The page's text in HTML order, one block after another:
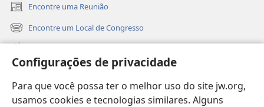
Configurações de privacidade
Para que você possa ter o melhor uso do site jw.org,
usamos cookies e tecnologias similares. Alguns
Encontre uma Reunião
(abre
nova
janela)
Encontre um Local de Congresso
(abre
nova
Vídeos
Buscar